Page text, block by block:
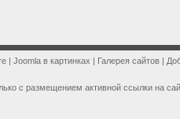
| Joomla в картинках | Галерея сайтов |
с размещением активной ссылки на